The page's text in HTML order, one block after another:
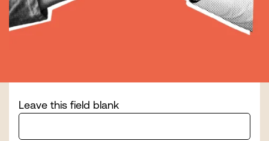
Leave this field blank